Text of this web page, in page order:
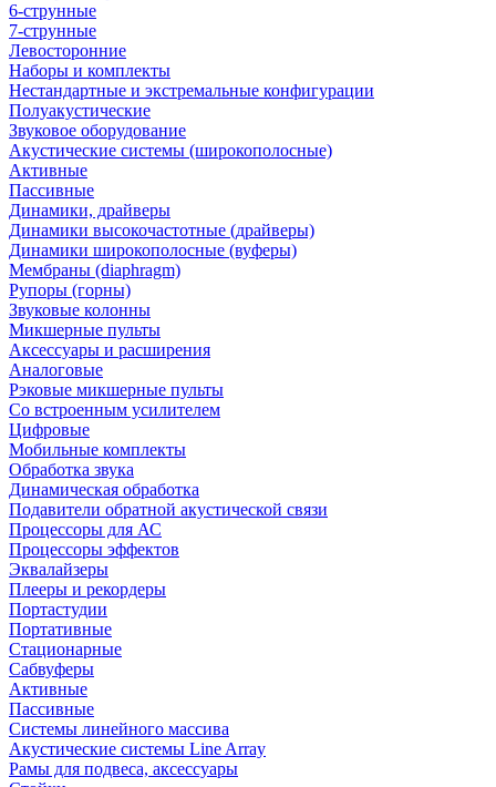
6-струнные
7-струнные
Левосторонние
Наборы и комплекты
Нестандартные и экстремальные конфигурации
Полуакустические
Звуковое оборудование
Акустические системы (широкополосные)
Активные
Пассивные
Динамики, драйверы
Динамики высокочастотные (драйверы)
Динамики широкополосные (вуферы)
Мембраны (diaphragm)
Рупоры (горны)
Звуковые колонны
Микшерные пульты
Аксессуары и расширения
Аналоговые
Рэковые микшерные пульты
Со встроенным усилителем
Цифровые
Мобильные комплекты
Обработка звука
Динамическая обработка
Подавители обратной акустической связи
Процессоры для АС
Процессоры эффектов
Эквалайзеры
Плееры и рекордеры
Портастудии
Портативные
Стационарные
Сабвуферы
Активные
Пассивные
Системы линейного массива
Акустические системы Line Array
Рамы для подвеса, аксессуары